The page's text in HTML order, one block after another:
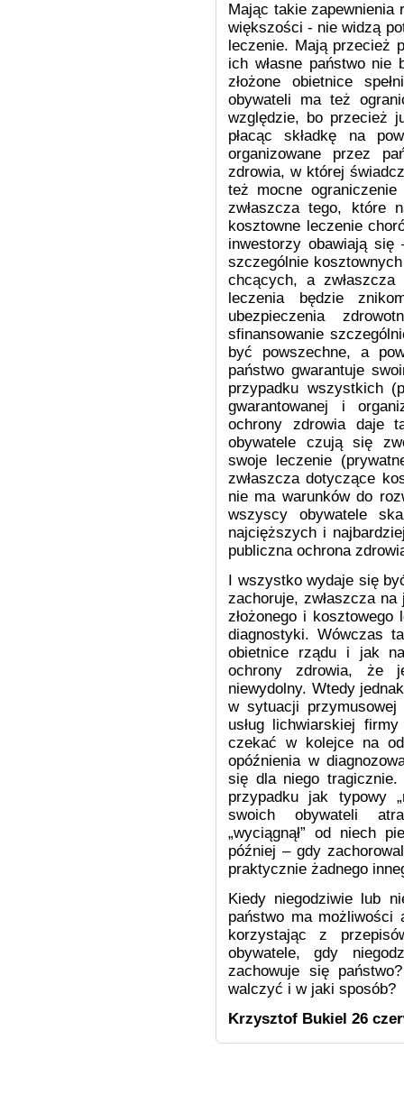
Mając takie zapewnienia
większości - nie widzą
leczenie. Mają przecież
ich własne państwo nie
złożone obietnice
obywateli ma też
względzie, bo przecież
płacąc składkę na
organizowane przez
zdrowia, w której
też mocne
zwłaszcza tego, które
kosztowne leczenie
inwestorzy obawiają
szczególnie
chcących, a zwłaszcza
leczenia będzie
ubezpieczenia
sfinansowanie
być powszechne, a
państwo gwarantuje
przypadku wszystkich
gwarantowanej i
ochrony zdrowia daje
obywatele czują się
swoje leczenie
zwłaszcza dotyczące
nie ma warunków do
wszyscy obywatele
najcięższych i
publiczna ochrona
I wszystko wydaje się
zachoruje, zwłaszcza
złożonego i kosztowego
diagnostyki. Wówczas
obietnice rządu i jak
ochrony zdrowia, że
niewydolny. Wtedy
w sytuacji
usług lichwiarskiej
czekać w kolejce na
opóźnienia w
się dla niego
przypadku jak typowy
swoich obywateli
„wyciągnął” od niech
później – gdy
praktycznie żadnego
Kiedy niegodziwie lub
państwo ma możliwości
korzystając z
obywatele, gdy
zachowuje się
walczyć i w jaki sposób?
Krzysztof Bukiel 26